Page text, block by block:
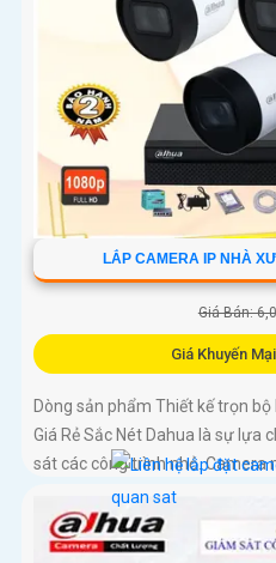
LẮP CAMERA IP NHÀ
Giá Bán:
Giá Khuyến
Dòng sản phẩm Thiết kế trọn
Giá Rẻ Sắc Nét Dahua là sự lựa
sát các công trình nhỏ. Camera
nhưng vẫn đảm bảo chất lượng